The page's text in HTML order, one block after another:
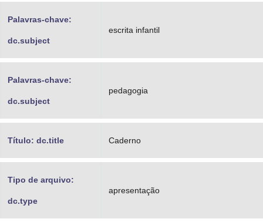
Palavras-chave:
dc.subject
escrita infantil
Palavras-chave:
dc.subject
pedagogia
Título: dc.title Caderno
Tipo de arquivo:
dc.type
apresentação